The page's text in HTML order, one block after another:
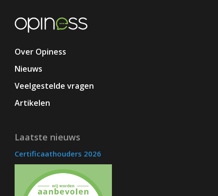
Over Opiness
Nieuws
Veelgestelde vragen
Artikelen
Laatste nieuws
Certificaathouders 2026